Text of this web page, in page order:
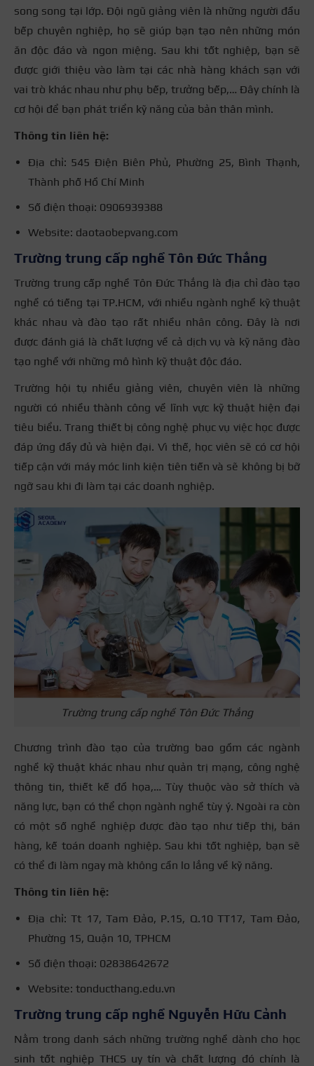
song song tại lớp. Đội ngũ giảng viên là những người đầu
bếp chuyên nghiệp, họ sẽ giúp bạn tạo nên những món
ăn độc đáo và ngon miệng. Sau khi tốt nghiệp, bạn sẽ
được giới thiệu vào làm tại các nhà hàng khách sạn với
vai trò khác nhau như phụ bếp, trưởng bếp,… Đây chính là
cơ hội để bạn phát triển kỹ năng của bản thân mình.
Thông tin liên hệ:
Địa chỉ: 545 Điện Biên Phủ, Phường 25, Bình Thạnh,
Thành phố Hồ Chí Minh
Số điện thoại: 0906939388
Website: daotaobepvang.com
Trường trung cấp nghề Tôn Đức Thắng
Trường trung cấp nghề Tôn Đức Thắng là địa chỉ đào tạo
nghề có tiếng tại TP.HCM, với nhiều ngành nghề kỹ thuật
khác nhau và đào tạo rất nhiều nhân công. Đây là nơi
được đánh giá là chất lượng về cả dịch vụ và kỹ năng đào
tạo nghề với những mô hình kỹ thuật độc đáo.
Trường hội tụ nhiều giảng viên, chuyên viên là những
người có nhiều thành công về lĩnh vực kỹ thuật hiện đại
tiêu biểu. Trang thiết bị công nghệ phục vụ việc học được
đáp ứng đầy đủ và hiện đại. Vì thế, học viên sẽ có cơ hội
tiếp cận với máy móc linh kiện tiên tiến và sẽ không bị bỡ
ngỡ sau khi đi làm tại các doanh nghiệp.
Trường trung cấp nghề Tôn Đức Thắng
Chương trình đào tạo của trường bao gồm các ngành
nghề kỹ thuật khác nhau như quản trị mạng, công nghệ
thông tin, thiết kế đồ họa,… Tùy thuộc vào sở thích và
năng lực, bạn có thể chọn ngành nghề tùy ý. Ngoài ra còn
có một số nghề nghiệp được đào tạo như tiếp thị, bán
hàng, kế toán doanh nghiệp. Sau khi tốt nghiệp, bạn sẽ
có thể đi làm ngay mà không cần lo lắng về kỹ năng.
Thông tin liên hệ:
Địa chỉ: Tt 17, Tam Đảo, P.15, Q.10 TT17, Tam Đảo,
Phường 15, Quận 10, TPHCM
Số điện thoại: 02838642672
Website: tonducthang.edu.vn
Trường trung cấp nghề Nguyễn Hữu Cảnh
Nằm trong danh sách những trường nghề dành cho học
sinh tốt nghiệp THCS uy tín và chất lượng đó chính là